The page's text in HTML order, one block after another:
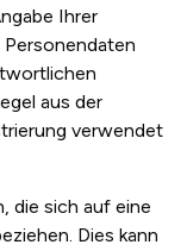
Ihrer
aus der
verwendet
die sich auf eine
Dies kann